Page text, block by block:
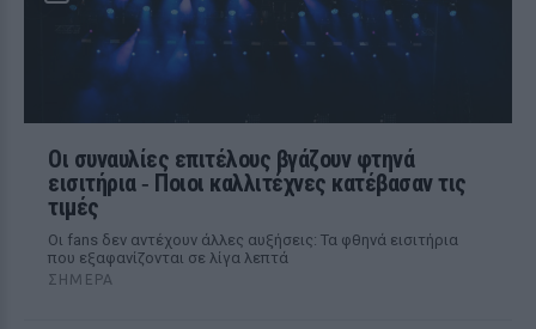
Οι συναυλίες επιτέλους βγάζουν φτηνά
εισιτήρια ‑ Ποιοι καλλιτέχνες κατέβασαν τις
τιμές
Οι fans δεν αντέχουν άλλες αυξήσεις: Τα φθηνά εισιτήρια
που εξαφανίζονται σε λίγα λεπτά
ΣΉΜΕΡΑ